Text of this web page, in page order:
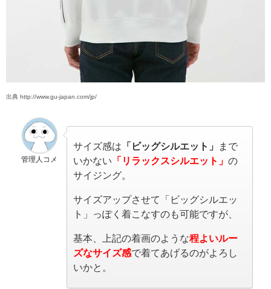
出典 http://www.gu-japan.com/jp/
管理人コメ
サイズ感は 「ビッグシルエット」
まで
いかない 「リラックスシルエット」 の
サイジング。
サイズアップさせて「ビッグシルエッ
ト」っぽく着こなすのも可能ですが、
基本、上記の着画のような程よいルー
ズなサイズ感で着てあげるのがよろし
いかと。